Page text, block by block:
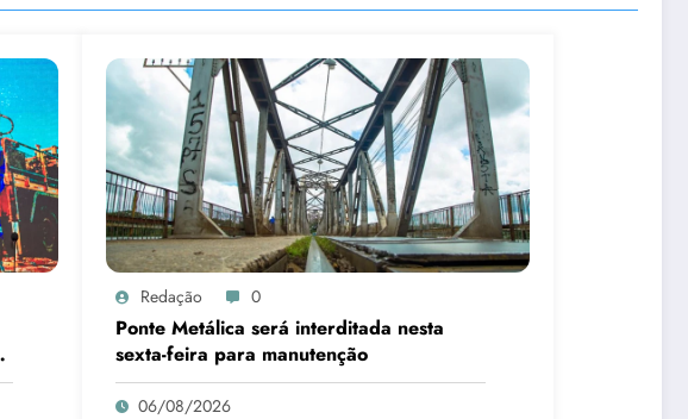
Redação 0
Ponte Metálica será interditada nesta
sexta-feira para manutenção
06/08/2026